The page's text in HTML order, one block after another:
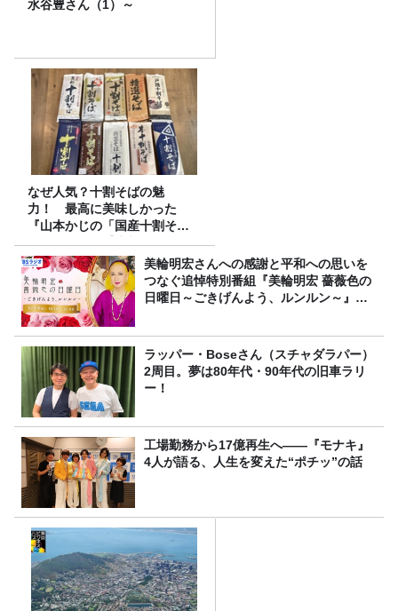
水谷豊さん（1）～
なぜ人気？十割そばの魅
力！ 最高に美味しかった
『山本かじの「国産十割そ
ば」』とは？【十割そば10種
食べ比べ】
美輪明宏さんへの感謝と平和への思いを
つなぐ追悼特別番組『美輪明宏 薔薇色の
日曜日～ごきげんよう、ルンルン～』
ラッパー・Boseさん（スチャダラパー）
2周目。夢は80年代・90年代の旧車ラリ
ー！
工場勤務から17億再生へ——『モナキ』
4人が語る、人生を変えた“ポチッ”の話